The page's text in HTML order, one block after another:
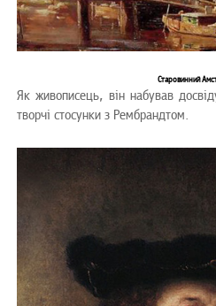
Старовинний
Як живописець, він набував
творчі стосунки з Рембрандтом.